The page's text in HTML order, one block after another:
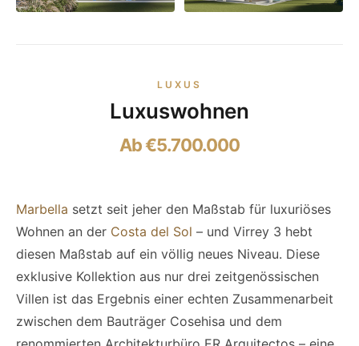
LUXUS
Luxuswohnen
Ab €5.700.000
Marbella setzt seit jeher den Maßstab für luxuriöses
Wohnen an der Costa del Sol – und Virrey 3 hebt
diesen Maßstab auf ein völlig neues Niveau. Diese
exklusive Kollektion aus nur drei zeitgenössischen
Villen ist das Ergebnis einer echten Zusammenarbeit
zwischen dem Bauträger Cosehisa und dem